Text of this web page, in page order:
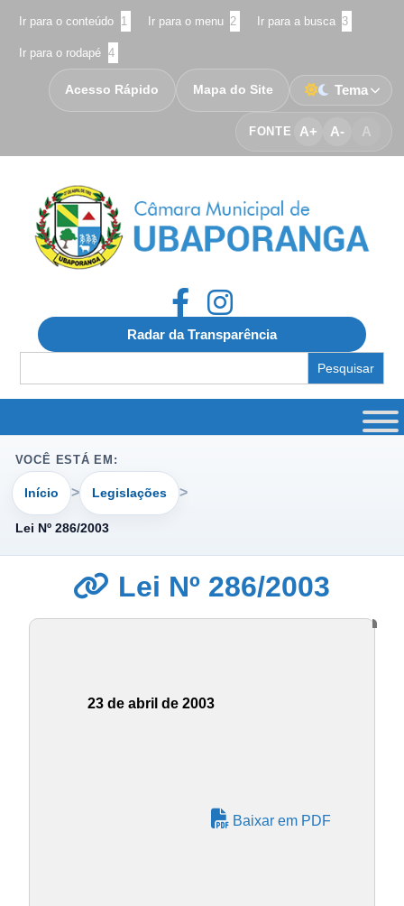
Ir para o conteúdo 1 Ir para o menu 2 Ir para a busca 3
Ir para o rodapé 4
FONTE A+ A- A
Acesso Rápido Mapa do Site Tema
Radar da Transparência
for:
VOCÊ ESTÁ EM:
Início Legislações
Lei Nº 286/2003
Lei Nº 286/2003
23 de abril de 2003
Baixar em PDF